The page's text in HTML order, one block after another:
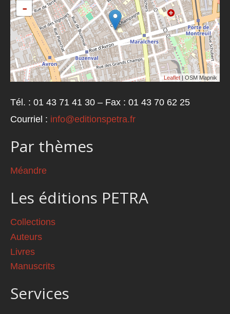
-
Leaflet | OSM Mapnik
Tél. : 01 43 71 41 30 – Fax : 01 43 70 62 25
Courriel : info@editionspetra.fr
Par thèmes
Méandre
Les éditions PETRA
Collections
Auteurs
Livres
Manuscrits
Services